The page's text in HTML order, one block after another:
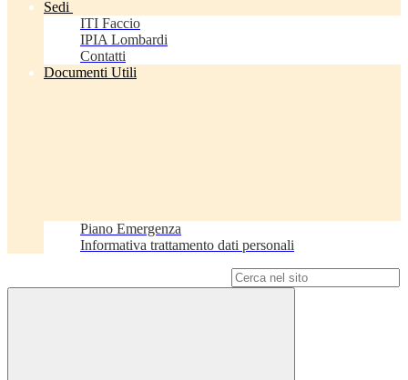
Sedi
ITI Faccio
IPIA Lombardi
Contatti
Documenti Utili
Piano Emergenza
Informativa trattamento dati personali